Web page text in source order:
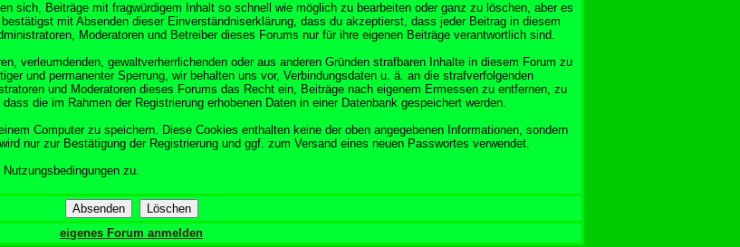
sich, Beiträge mit fragwürdigem Inhalt so schnell wie möglich zu bearbeiten oder ganz zu löschen, aber es
mit Absenden dieser Einverständniserklärung, dass du akzeptierst, dass jeder Beitrag in diesem
Moderatoren und Betreiber dieses Forums nur für ihre eigenen Beiträge verantwortlich sind.
verleumdenden, gewaltverherrlichenden oder aus anderen Gründen strafbaren Inhalte in diesem Forum zu
und permanenter Sperrung, wir behalten uns vor, Verbindungsdaten u. ä. an die strafverfolgenden
und Moderatoren dieses Forums das Recht ein, Beiträge nach eigenem Ermessen zu entfernen, zu
die im Rahmen der Registrierung erhobenen Daten in einer Datenbank gespeichert werden.
Computer zu speichern. Diese Cookies enthalten keine der oben angegebenen Informationen, sondern
nur zur Bestätigung der Registrierung und ggf. zum Versand eines neuen Passwortes verwendet.
zu.
eigenes Forum anmelden